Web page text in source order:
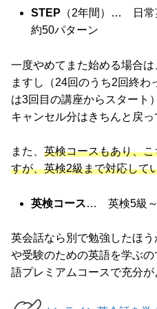
STEP （2年間）… 日常
約50パターン
一度やめてまた始める場合
ますし（24回のうち2回終
は3回目の講座からスタート
キャンセル分はきちんと戻っ
また、 英検コースもあり、こ
すが、英検2級まで対応して
英検コース… 英検5級～
英会話なら別で勉強したほ
や受験のための英語を学ぶ
語プレミアムコースで充分が